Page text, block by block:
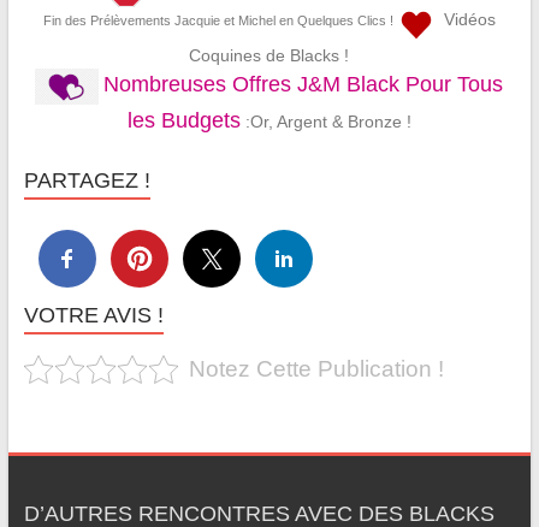
Fin des Prélèvements Jacquie et Michel en Quelques Clics !
Vidéos
Coquines de Blacks !
Nombreuses Offres J&M Black Pour Tous
les Budgets:Or, Argent & Bronze !
PARTAGEZ !
VOTRE AVIS !
Notez Cette Publication !
D’AUTRES RENCONTRES AVEC DES BLACKS